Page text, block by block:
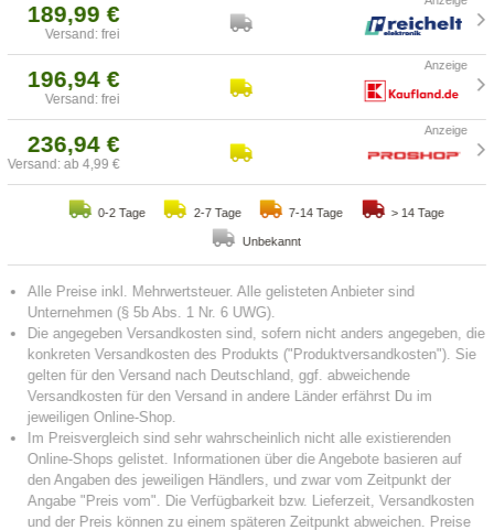
189,99 €
Versand: frei
196,94 €
Versand: frei
236,94 €
Versand: ab 4,99 €
0-2 Tage 2-7 Tage 7-14 Tage > 14 Tage
Unbekannt